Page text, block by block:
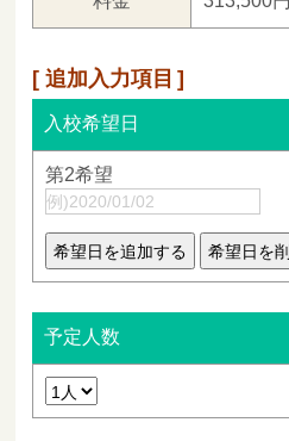
追加入力項目
入校希望日
第2希望
予定人数